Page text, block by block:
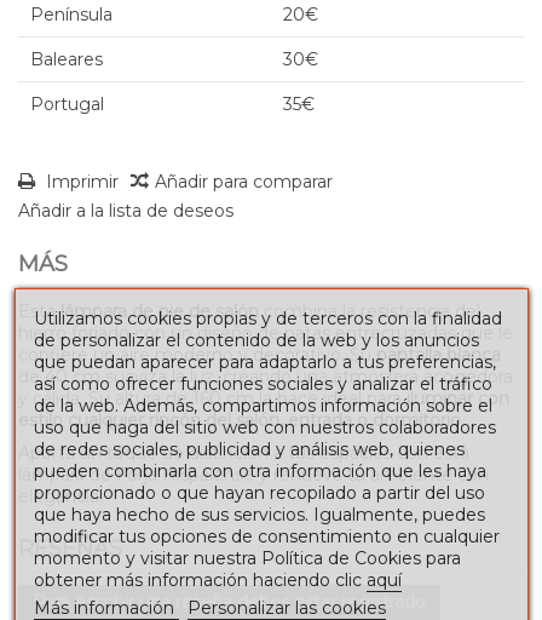
Península 20€
Baleares 30€
Portugal 35€
Imprimir
Añadir para comparar
Añadir a la lista de deseos
MÁS
Estalámpara de pie de salón combina la resistencia del
hierro forjado con un diseño de patas entrecruzadas que le
confiere un aire moderno y decorativo. Supantalla blanca
de 40 cm suaviza la luz, creando una atmósfera acogedora
y cálida. Su altura de 160 cm la hace ideal parailuminar con
estilo cualquier rincón del salón, entrada o dormitorio.
Aporta un toque de distinción a tus espacios con esta
lámpara de Forja Hispalense y renueva tu ambiente con
elegancia.
RESEÑAS
Para escribir una reseña debes estar registrado
Utilizamos cookies propias y de terceros con la finalidad
de personalizar el contenido de la web y los anuncios
que puedan aparecer para adaptarlo a tus preferencias,
así como ofrecer funciones sociales y analizar el tráfico
de la web. Además, compartimos información sobre el
uso que haga del sitio web con nuestros colaboradores
de redes sociales, publicidad y análisis web, quienes
pueden combinarla con otra información que les haya
proporcionado o que hayan recopilado a partir del uso
que haya hecho de sus servicios. Igualmente, puedes
modificar tus opciones de consentimiento en cualquier
momento y visitar nuestra Política de Cookies para
obtener más información haciendo clic aquí
Más información
Personalizar las cookies